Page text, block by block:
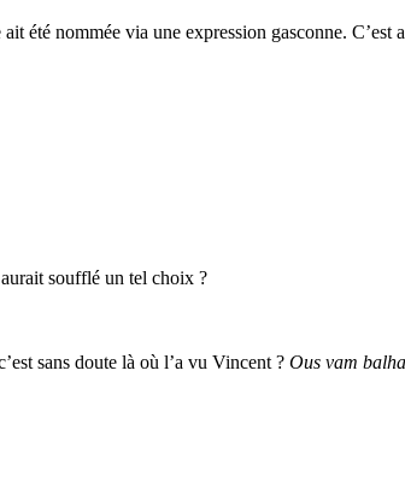
été nommée via une expression gasconne. C’est
soufflé un tel choix ?
sans doute là où l’a vu Vincent ? Ous vam